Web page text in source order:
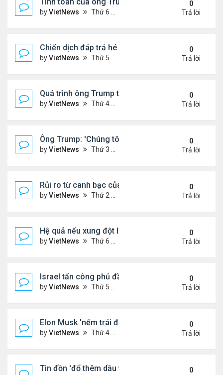
byVietNews Thứ 6 Tháng 6 20, 2025 2:43 pm
0
Trả lời
Chiến dịch đáp trả hé lộ năng lực tên lửa thực sự
byVietNews Thứ 5 Tháng 6 19, 2025 4:25 pm
0
Trả lời
Quá trình ông Trump thay đổi lập trường về xung
byVietNews Thứ 4 Tháng 6 18, 2025 2:22 pm
0
Trả lời
Ông Trump: 'Chúng tôi đã kiểm soát hoàn toàn
byVietNews Thứ 3 Tháng 6 17, 2025 5:52 pm
0
Trả lời
Rủi ro từ canh bạc của Thủ tướng Israel khi tấn
byVietNews Thứ 2 Tháng 6 16, 2025 4:45 pm
0
Trả lời
Hệ quả nếu xung đột Israel - Iran lan rộng
byVietNews Thứ 6 Tháng 6 13, 2025 5:24 pm
0
Trả lời
Israel tấn công phủ đầu Iran
byVietNews Thứ 5 Tháng 6 12, 2025 5:28 pm
0
Trả lời
Elon Musk 'nếm trái đắng' khi rạn nứt với ông
byVietNews Thứ 4 Tháng 6 11, 2025 5:53 pm
0
Trả lời
Tin đồn 'đổ thêm dầu vào lửa' biểu tình ở Los
0